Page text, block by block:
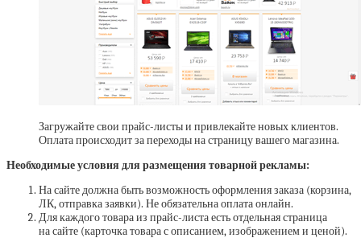
Загружайте свои прайс-листы и привлекайте новых клиентов.
Оплата происходит за переходы на страницу вашего магазина.
Необходимые условия для размещения товарной рекламы:
На сайте должна быть возможность оформления заказа (корзина,
ЛК, отправка заявки). Не обязательна оплата онлайн.
Для каждого товара из прайс-листа есть отдельная страница
на сайте (карточка товара с описанием, изображением и ценой).